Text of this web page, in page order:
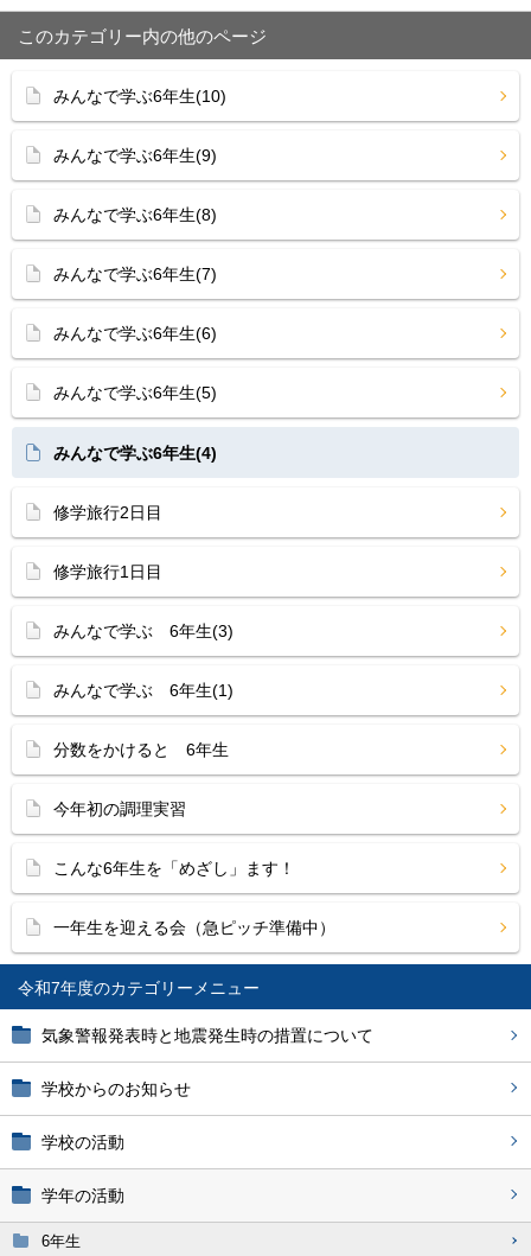
令和7年度
気象警報発表時と地震発生時の措置について
学校からのお知らせ
学校の活動
学年の活動
6年生
このカテゴリー内の他のページ
みんなで学ぶ6年生(10)
みんなで学ぶ6年生(9)
みんなで学ぶ6年生(8)
みんなで学ぶ6年生(7)
みんなで学ぶ6年生(6)
みんなで学ぶ6年生(5)
みんなで学ぶ6年生(4)
修学旅行2日目
修学旅行1日目
みんなで学ぶ 6年生(3)
みんなで学ぶ 6年生(1)
分数をかけると 6年生
今年初の調理実習
こんな6年生を「めざし」ます！
一年生を迎える会（急ピッチ準備中）